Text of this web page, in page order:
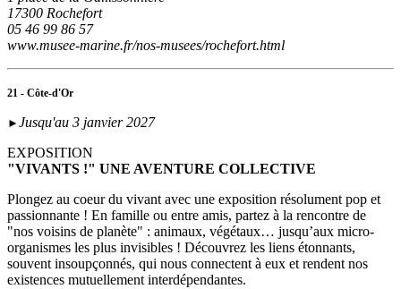
17300 Rochefort
05 46 99 86 57
www.musee-marine.fr/nos-musees/rochefort.html
21 - Côte-d'Or
► Jusqu'au 3 janvier 2027
EXPOSITION
"VIVANTS !" UNE AVENTURE COLLECTIVE
Plongez au coeur du vivant avec une exposition résolument pop et
passionnante ! En famille ou entre amis, partez à la rencontre de
"nos voisins de planète" : animaux, végétaux… jusqu’aux micro-
organismes les plus invisibles ! Découvrez les liens étonnants,
souvent insoupçonnés, qui nous connectent à eux et rendent nos
existences mutuellement interdépendantes.